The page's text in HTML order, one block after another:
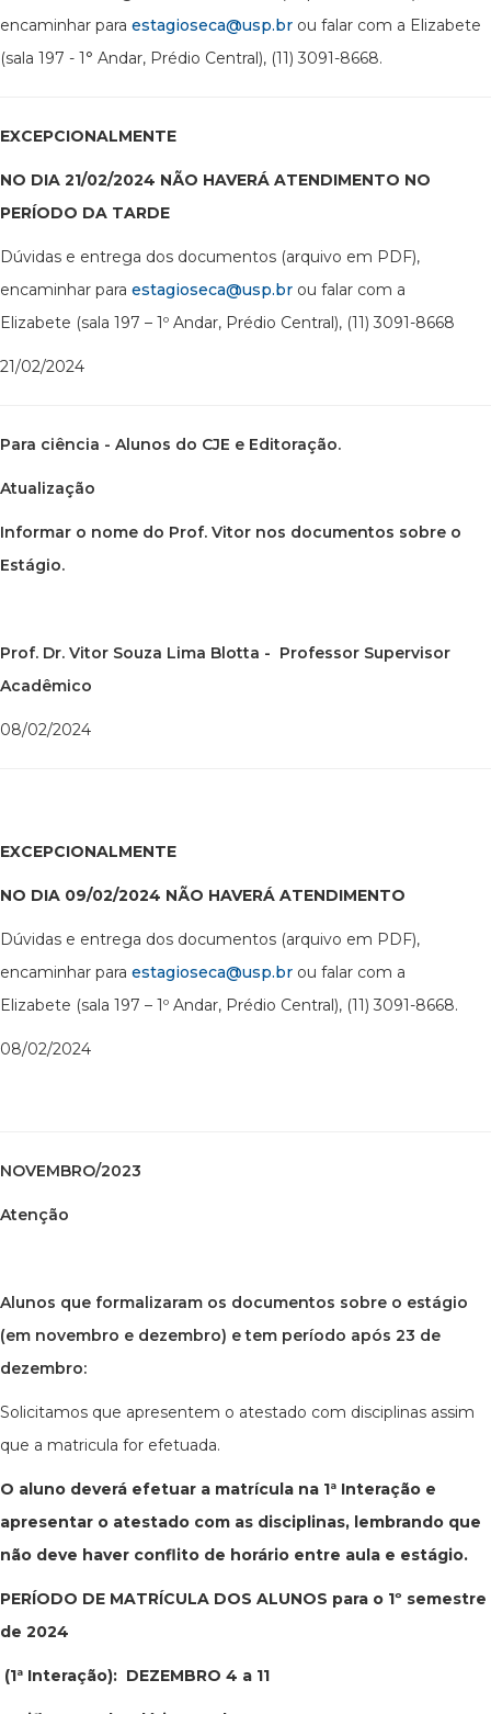
encaminhar para estagioseca@usp.br ou falar com a Elizabete
(sala 197 - 1° Andar, Prédio Central), (11) 3091-8668.
EXCEPCIONALMENTE
NO DIA 21/02/2024 NÃO HAVERÁ ATENDIMENTO NO
PERÍODO DA TARDE
Dúvidas e entrega dos documentos (arquivo em PDF),
encaminhar para estagioseca@usp.br ou falar com a
Elizabete (sala 197 – 1º Andar, Prédio Central), (11) 3091-8668
21/02/2024
Para ciência - Alunos do CJE e Editoração.
Atualização
Informar o nome do Prof. Vitor nos documentos sobre o
Estágio.
Prof. Dr. Vitor Souza Lima Blotta - Professor Supervisor
Acadêmico
08/02/2024
EXCEPCIONALMENTE
NO DIA 09/02/2024 NÃO HAVERÁ ATENDIMENTO
Dúvidas e entrega dos documentos (arquivo em PDF),
encaminhar para estagioseca@usp.br ou falar com a
Elizabete (sala 197 – 1º Andar, Prédio Central), (11) 3091-8668.
08/02/2024
NOVEMBRO/2023
Atenção
Alunos que formalizaram os documentos sobre o estágio
(em novembro e dezembro) e tem período após 23 de
dezembro:
Solicitamos que apresentem o atestado com disciplinas assim
que a matricula for efetuada.
O aluno deverá efetuar a matrícula na 1ª Interação e
apresentar o atestado com as disciplinas, lembrando que
não deve haver conflito de horário entre aula e estágio.
PERÍODO DE MATRÍCULA DOS ALUNOS para o 1º semestre
de 2024
(1ª Interação): DEZEMBRO 4 a 11